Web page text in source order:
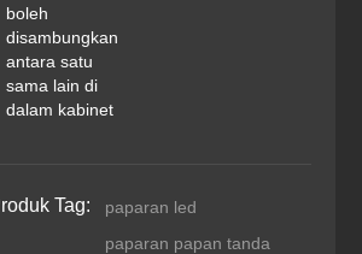
boleh
disambungkan
antara satu
sama lain di
dalam kabinet
Tag:
paparan led
paparan papan tanda